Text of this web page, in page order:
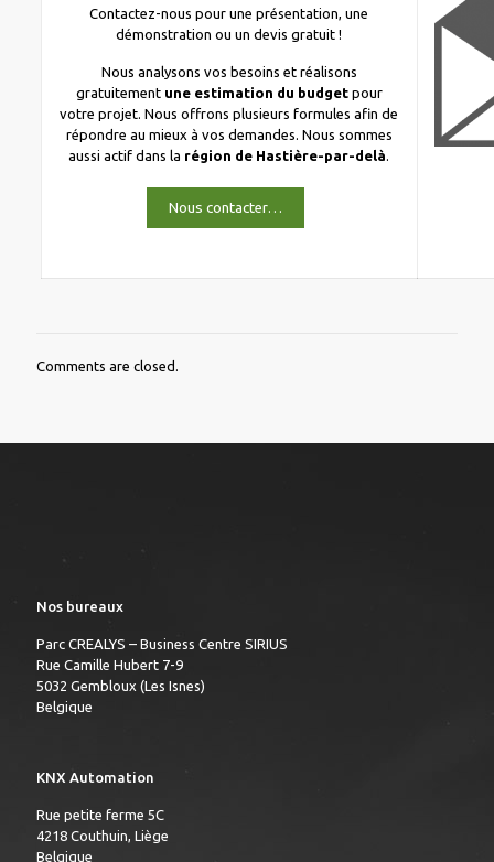
Contactez-nous pour une présentation, une
démonstration ou un devis gratuit !
Nous analysons vos besoins et réalisons
gratuitement une estimation du budgetpour
votre projet. Nous offrons plusieurs formules afin de
répondre au mieux à vos demandes. Nous sommes
aussi actif dans la région de Hastière-par-delà.
Nous contacter…
Comments are closed.
Nos bureaux
Parc CREALYS – Business Centre SIRIUS
Rue Camille Hubert 7-9
5032 Gembloux (Les Isnes)
Belgique
KNX Automation
Rue petite ferme 5C
4218 Couthuin, Liège
Belgique